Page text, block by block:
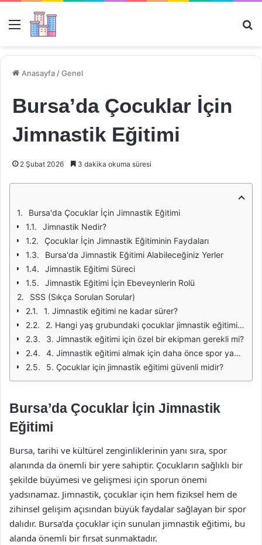
Menü
Anasayfa /Genel
Bursa’da Çocuklar İçin
Jimnastik Eğitimi
2 Şubat 2026 3 dakika okuma süresi
Bursa'da Çocuklar İçin Jimnastik Eğitimi
Jimnastik Nedir?
Çocuklar İçin Jimnastik Eğitiminin Faydaları
Bursa'da Jimnastik Eğitimi Alabileceğiniz Yerler
Jimnastik Eğitimi Süreci
Jimnastik Eğitimi İçin Ebeveynlerin Rolü
SSS (Sıkça Sorulan Sorular)
1. Jimnastik eğitimi ne kadar sürer?
2. Hangi yaş grubundaki çocuklar jimnastik eğitimi alabilir?
3. Jimnastik eğitimi için özel bir ekipman gerekli mi?
4. Jimnastik eğitimi almak için daha önce spor yapmış olmak şart mı?
5. Çocuklar için jimnastik eğitimi güvenli midir?
Bursa’da Çocuklar İçin Jimnastik
Eğitimi
Bursa, tarihi ve kültürel zenginliklerinin yanı sıra, spor
alanında da önemli bir yere sahiptir. Çocukların sağlıklı bir
şekilde büyümesi ve gelişmesi için sporun önemi
yadsınamaz. Jimnastik, çocuklar için hem fiziksel hem de
zihinsel gelişim açısından büyük faydalar sağlayan bir spor
dalıdır. Bursa’da çocuklar için sunulan jimnastik eğitimi, bu
alanda önemli bir fırsat sunmaktadır.